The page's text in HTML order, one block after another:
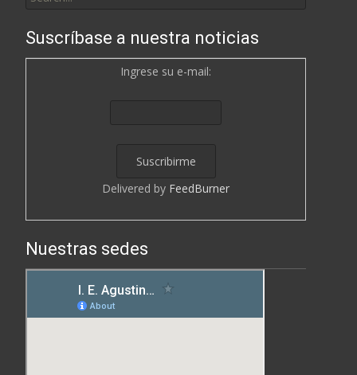
Suscríbase a nuestra noticias
Ingrese su e-mail:
Delivered by FeedBurner
Nuestras sedes